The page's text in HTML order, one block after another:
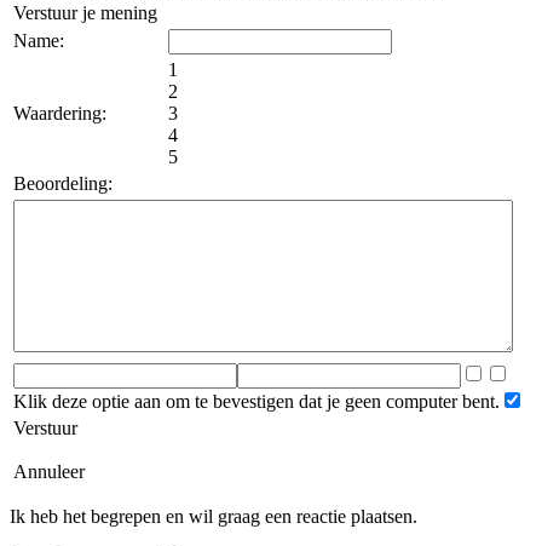
Verstuur je mening
Name:
Waardering:
1
2
3
4
5
Beoordeling:
Klik deze optie aan om te bevestigen dat je geen computer bent.
Verstuur
Annuleer
Ik heb het begrepen en wil graag een reactie plaatsen.